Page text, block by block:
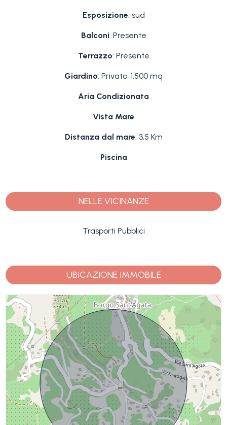
Esposizione: sud
Balconi: Presente
Terrazzo: Presente
Giardino: Privato, 1.500 mq
Aria Condizionata
Vista Mare
Distanza dal mare: 3,5 Km
Piscina
NELLE VICINANZE
Trasporti Pubblici
UBICAZIONE IMMOBILE